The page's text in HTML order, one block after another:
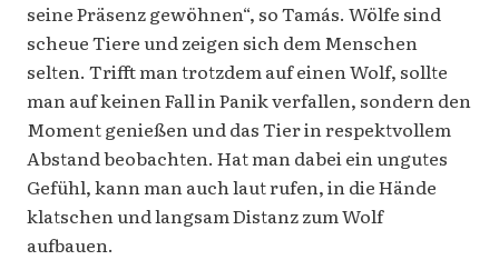
seine Präsenz gewöhnen“, so Tamás. Wölfe sind
scheue Tiere und zeigen sich dem Menschen
selten. Trifft man trotzdem auf einen Wolf, sollte
man auf keinen Fall in Panik verfallen, sondern den
Moment genießen und das Tier in respektvollem
Abstand beobachten. Hat man dabei ein ungutes
Gefühl, kann man auch laut rufen, in die Hände
klatschen und langsam Distanz zum Wolf
aufbauen.